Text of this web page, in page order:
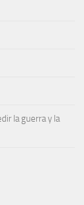
la guerra y la